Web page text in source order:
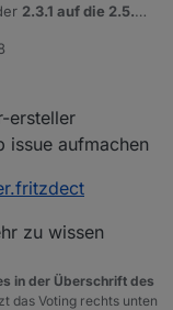
2.3.1 auf die 2.5.9
200) ohne
alles gut aus, nur
wurden
übertragen.
aber mit
ersteller
issue aufmachen
zu wissen
in der Überschrift des
das Voting rechts unten